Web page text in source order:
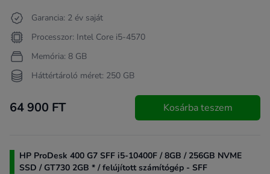
Garancia: 2 év saját
Processzor: Intel Core i5-4570
Memória: 8 GB
Háttértároló méret: 250 GB
64 900 FT Kosárba teszem
HP ProDesk 400 G7 SFF i5-10400F / 8GB / 256GB NVME
SSD / GT730 2GB * / felújított számítógép - SFF